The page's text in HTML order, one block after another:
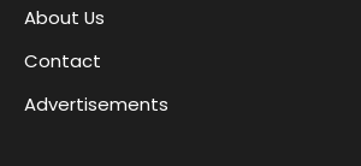
About Us
Contact
Advertisements